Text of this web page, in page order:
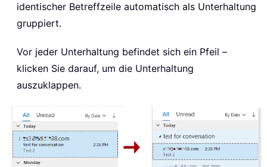
identischer Betreffzeile automatisch als Unterhaltung
gruppiert.
Vor jeder Unterhaltung befindet sich ein Pfeil –
klicken Sie darauf, um die Unterhaltung
auszuklappen.